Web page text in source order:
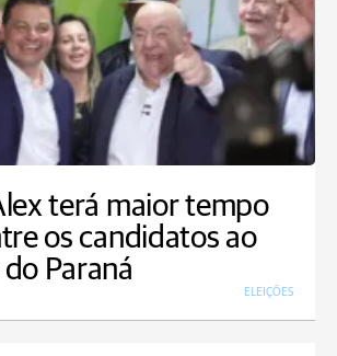
terá maior tempo
os candidatos ao
Paraná
ELEIÇÕES